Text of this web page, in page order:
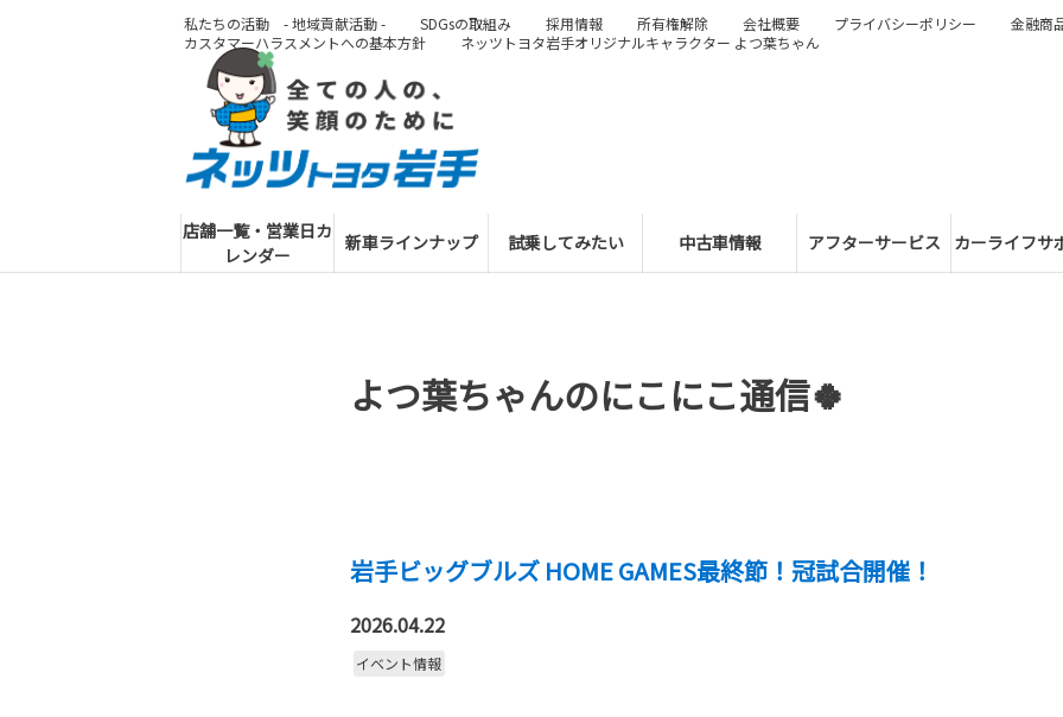
店舗一覧・営業日カ
レンダー
新車ラインナップ 試乗してみたい 中古車情報 アフターサービス カーライフサ
私たちの活動 - 地域貢献活動 - SDGsの取組み 採用情報 所有権解除 会社概要 プライバシーポリシー
金融商
カスタマーハラスメントへの基本方針
ネッツトヨタ岩手オリジナルキャラクター よつ葉ちゃん
よつ葉ちゃんのにこにこ通信🍀
岩手ビッグブルズ HOME GAMES最終節！冠試合開催！
2026.04.22
イベント情報